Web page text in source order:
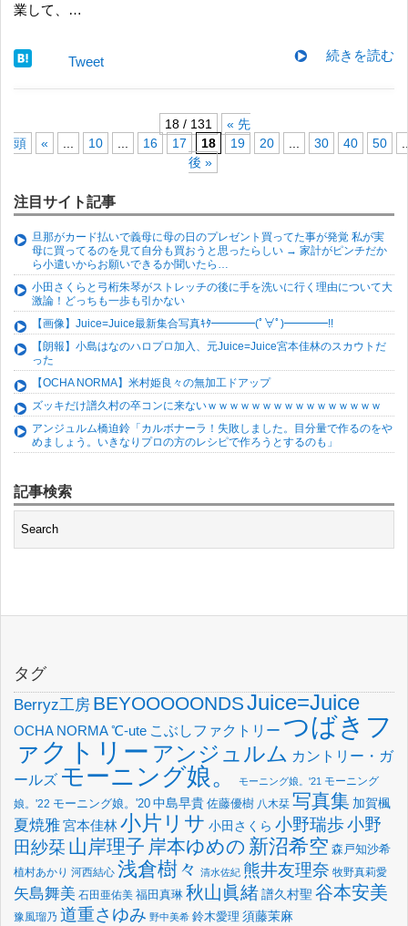
業して、…
続きを読む
Tweet
18 / 131
« 先
頭
« 10 16 17 18 19 20 30 40 50
後 »
注目サイト記事
旦那がカード払いで義母に母の日のプレゼント買ってた事が発覚 私が実
母に買ってるのを見て自分も買おうと思ったらしい → 家計がピンチだか
ら小遣いからお願いできるか聞いたら…
小田さくらと弓桁朱琴がストレッチの後に手を洗いに行く理由について大
激論！どっちも一歩も引かない
【画像】Juice=Juice最新集合写真ｷﾀ━━━━(ﾟ∀ﾟ)━━━━!!
【朗報】小島はなのハロプロ加入、元Juice=Juice宮本佳林のスカウトだ
った
【OCHA NORMA】米村姫良々の無加工ドアップ
ズッキだけ譜久村の卒コンに来ないｗｗｗｗｗｗｗｗｗｗｗｗｗｗｗｗ
アンジュルム橋迫鈴「カルボナーラ！失敗しました。目分量で作るのをや
めましょう。いきなりプロの方のレシピで作ろうとするのも」
記事検索
タグ
Berryz工房 BEYOOOOONDSJuice=Juice
OCHA NORMA℃-ute こぶしファクトリー つばきフ
ァクトリー アンジュルム カントリー・ガ
ールズ モーニング娘。 モーニング娘。'21 モーニング
娘。'22 モーニング娘。'20 中島早貴 佐藤優樹 八木栞 写真集 加賀楓
夏焼雅宮本佳林小片リサ 小田さくら 小野瑞歩小野
田紗栞 山岸理子 岸本ゆめの 新沼希空 森戸知沙希
植村あかり 河西結心 浅倉樹々 清水佐紀 熊井友理奈 牧野真莉愛
矢島舞美 石田亜佑美 福田真琳 秋山眞緒譜久村聖 谷本安美
豫風瑠乃 道重さゆみ 野中美希 鈴木愛理 須藤茉麻